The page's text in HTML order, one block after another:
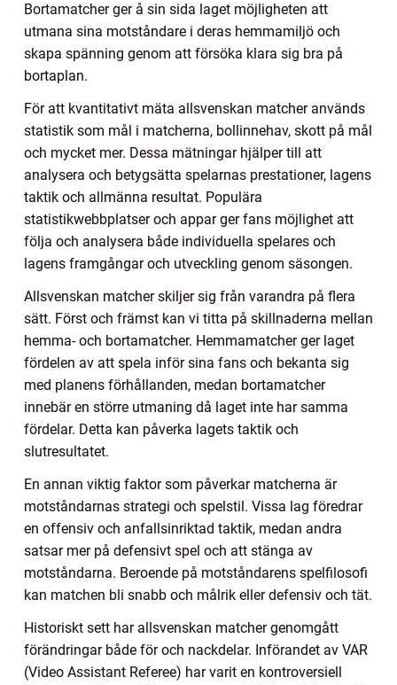
Bortamatcher ger å sin sida laget möjligheten att
utmana sina motståndare i deras hemmamiljö och
skapa spänning genom att försöka klara sig bra på
bortaplan.
För att kvantitativt mäta allsvenskan matcher används
statistik som mål i matcherna, bollinnehav, skott på mål
och mycket mer. Dessa mätningar hjälper till att
analysera och betygsätta spelarnas prestationer, lagens
taktik och allmänna resultat. Populära
statistikwebbplatser och appar ger fans möjlighet att
följa och analysera både individuella spelares och
lagens framgångar och utveckling genom säsongen.
Allsvenskan matcher skiljer sig från varandra på flera
sätt. Först och främst kan vi titta på skillnaderna mellan
hemma- och bortamatcher. Hemmamatcher ger laget
fördelen av att spela inför sina fans och bekanta sig
med planens förhållanden, medan bortamatcher
innebär en större utmaning då laget inte har samma
fördelar. Detta kan påverka lagets taktik och
slutresultatet.
En annan viktig faktor som påverkar matcherna är
motståndarnas strategi och spelstil. Vissa lag föredrar
en offensiv och anfallsinriktad taktik, medan andra
satsar mer på defensivt spel och att stänga av
motståndarna. Beroende på motståndarens spelfilosofi
kan matchen bli snabb och målrik eller defensiv och tät.
Historiskt sett har allsvenskan matcher genomgått
förändringar både för och nackdelar. Införandet av VAR
(Video Assistant Referee) har varit en kontroversiell